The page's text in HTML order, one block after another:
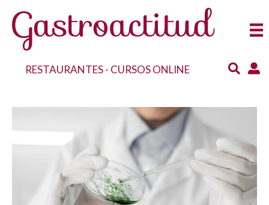
RESTAURANTES- CURSOS ONLINE